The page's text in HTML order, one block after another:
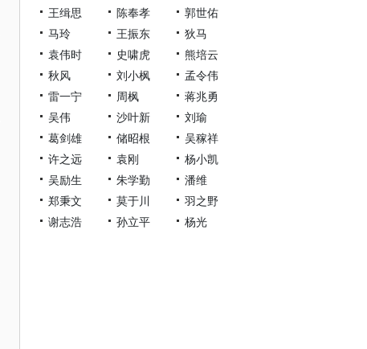
王缉思
陈奉孝
郭世佑
马玲
王振东
狄马
袁伟时
史啸虎
熊培云
秋风
刘小枫
孟令伟
雷一宁
周枫
蒋兆勇
吴伟
沙叶新
刘瑜
葛剑雄
储昭根
吴稼祥
许之远
袁刚
杨小凯
吴励生
朱学勤
潘维
郑秉文
莫于川
羽之野
谢志浩
孙立平 杨光